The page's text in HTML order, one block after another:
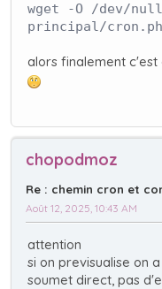
wget -O /dev/
principal/
alors finalement c'est
chopodmoz
Re : chemin cron et
Août 12, 2025, 10:43 AM
attention
si on previsualise on
soumet direct, pas